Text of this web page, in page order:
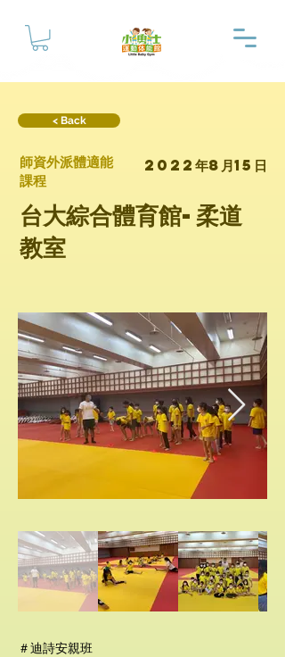
< Back
2022年8月15日
師資外派體適能
課程
台大綜合體育館-柔道
教室
＃迪詩安親班